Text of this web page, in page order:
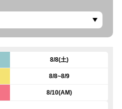
8/8(土)
8/8~8/9
8/10(AM)